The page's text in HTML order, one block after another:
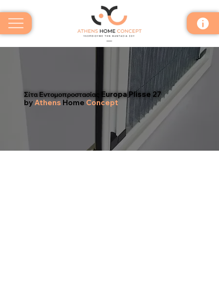
Σίτα Εντομοπροστασίας Europa Plisse 27
by Athens Home Concept